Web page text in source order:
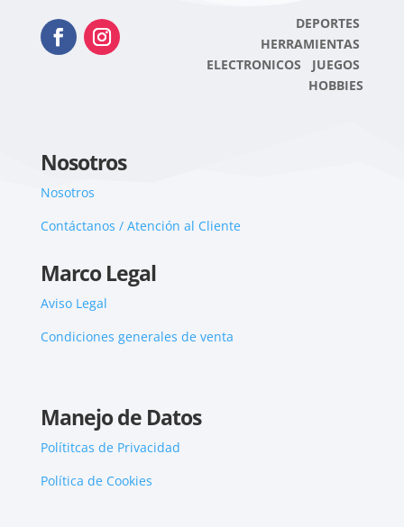
DEPORTES
HERRAMIENTAS
ELECTRONICOS JUEGOS
HOBBIES
Nosotros
Nosotros
Contáctanos / Atención al Cliente
Marco Legal
Aviso Legal
Condiciones generales de venta
Manejo de Datos
Polítitcas de Privacidad
Política de Cookies